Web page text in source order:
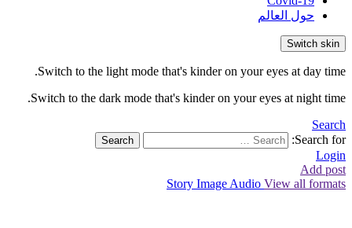
حول العالم
Switch skin
Switch to the light mode that's kinder on your eyes at day time.
Switch to the dark mode that's kinder on your eyes at night time.
Search
Search for:
Search
Login
Add post
Story Image Audio View all formats